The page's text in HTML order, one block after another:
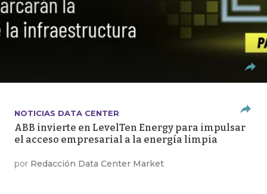
NOTICIAS DATA CENTER
ABB invierte en LevelTen Energy para impulsar
el acceso empresarial a la energía limpia
por Redacción Data Center Market